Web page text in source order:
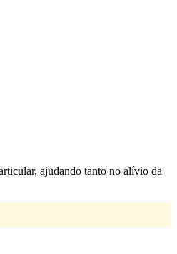
ajudando tanto no alívio da